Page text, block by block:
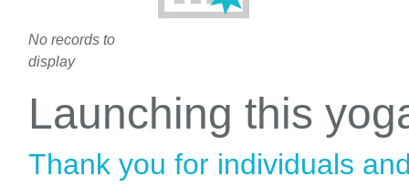
No records to
display
Launching this
Thank you for individuals